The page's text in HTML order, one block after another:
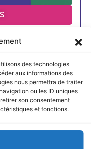
des technologies
aux informations des
nous permettra de traiter
ou les ID uniques
son consentement
et fonctions.